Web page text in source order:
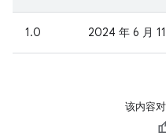
1.0 2024 年 6 月
该内容